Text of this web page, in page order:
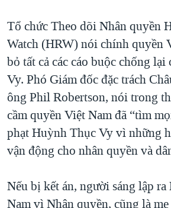
Tổ chức Theo dõi Nhân quyền
Watch (HRW) nói chính quyền
bỏ tất cả các cáo buộc chống
Vy. Phó Giám đốc đặc trách
ông Phil Robertson, nói trong
cầm quyền Việt Nam đã “tìm
phạt Huỳnh Thục Vy vì những
vận động cho nhân quyền và
Nếu bị kết án, người sáng lập
Nam vì Nhân quyền, cũng là